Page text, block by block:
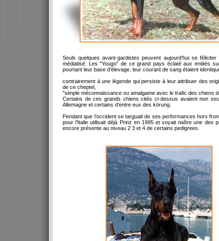
Seuls quelques avant-gardistes peuvent aujourd’hui se
médiatisé. Les "Yougo" de ce grand pays éclaté aux entités
pourtant leur base d’élevage, leur courant de sang étaient
contrairement à une légende qui persiste à leur attribuer des
de ce cheptel,
"simple méconnaissance ou amalgame avec le trafic des chiens
Certains de ces grands chiens cités ci-dessus avaient non
Allemagne et certains d’entre eux des körung.
Pendant que l’occident se targuait de ses performances hors
pour l’Italie utilisait déjà Prinz en 1995 et voyait naître une
encore présente au niveau 2 3 et 4 de certains pedigrees.